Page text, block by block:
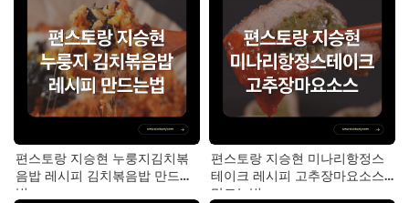
편스토랑 지승현 누룽지김치볶
음밥 레시피 김치볶음밥 만드는
법
편스토랑 지승현 미나리항정스
테이크 레시피 고추장마요소스
만드는법